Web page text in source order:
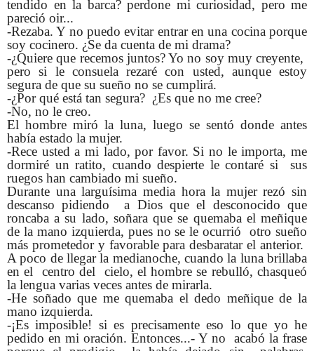
tendido en la barca? perdone mi curiosidad, pero me
pareció oir...
-Rezaba. Y no puedo evitar entrar en una cocina porque
soy cocinero. ¿Se da cuenta de mi drama?
-¿Quiere que recemos juntos? Yo no soy muy creyente,
pero si le consuela rezaré con usted, aunque estoy
segura de que su sueño no se cumplirá.
-¿Por qué está tan segura? ¿Es que no me cree?
-No, no le creo.
El hombre miró la luna, luego se sentó donde antes
había estado la mujer.
-Rece usted a mi lado, por favor. Si no le importa, me
dormiré un ratito, cuando despierte le contaré si sus
ruegos han cambiado mi sueño.
Durante una larguísima media hora la mujer rezó sin
descanso pidiendo a Dios que el desconocido que
roncaba a su lado, soñara que se quemaba el meñique
de la mano izquierda, pues no se le ocurrió otro sueño
más prometedor y favorable para desbaratar el anterior.
A poco de llegar la medianoche, cuando la luna brillaba
en el centro del cielo, el hombre se rebulló, chasqueó
la lengua varias veces antes de mirarla.
-He soñado que me quemaba el dedo meñique de la
mano izquierda.
-¡Es imposible! si es precisamente eso lo que yo he
pedido en mi oración. Entonces...- Y no acabó la frase